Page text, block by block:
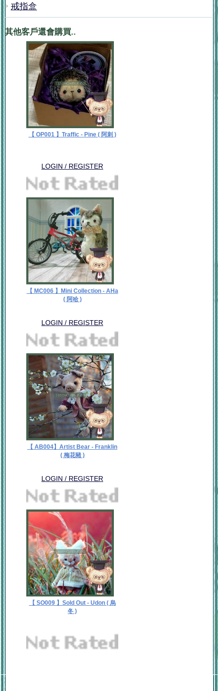
戒指盒
其他客戶還會購買..
【 OP001 】Traffic - Pine ( 阿刺 )
LOGIN / REGISTER
【 MC006 】Mini Collection - AHa
( 阿哈 )
LOGIN / REGISTER
【 AB004】Artist Bear - Franklin
( 梅花豬 )
LOGIN / REGISTER
【 SO009 】Sold Out - Udon ( 烏
冬 )